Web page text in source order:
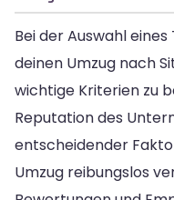
Bei der Auswahl
deinen Umzug nach
wichtige Kriterien zu
Reputation des
entscheidender
Umzug reibungslos